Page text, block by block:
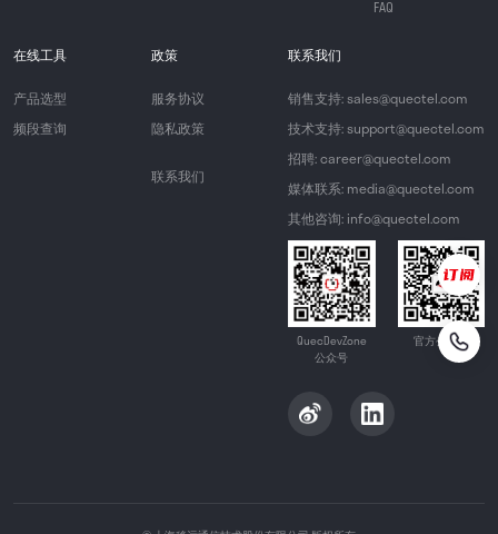
FAQ
在线工具
产品选型
频段查询
政策
服务协议
隐私政策
联系我们
联系我们
销售支持: sales@quectel.com
技术支持: support@quectel.com
招聘: career@quectel.com
媒体联系: media@quectel.com
其他咨询: info@quectel.com
QuecDevZone
公众号
官方公众号